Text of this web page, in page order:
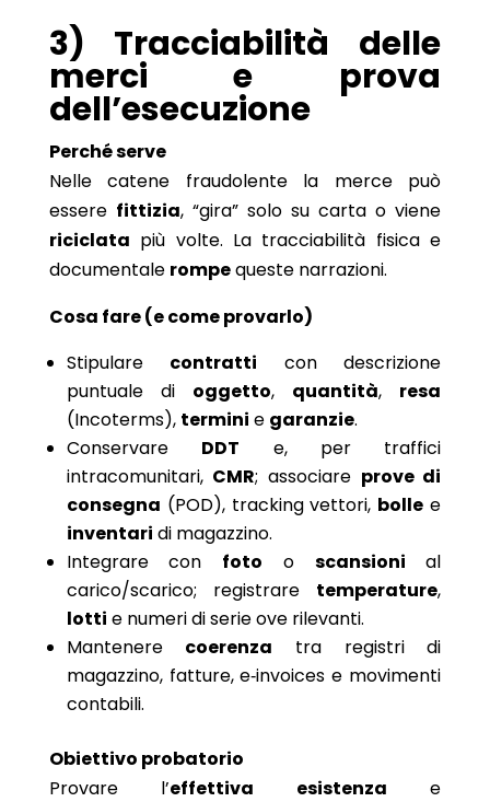
3) Tracciabilità delle
merci e prova
dell’esecuzione
Perché serve
Nelle catene fraudolente la merce può
essere fittizia, “gira” solo su carta o viene
riciclata più volte. La tracciabilità fisica e
documentale rompequeste narrazioni.
Cosa fare (e come provarlo)
Stipulare contratti con descrizione
puntuale di oggetto, quantità, resa
(Incoterms), termini e garanzie.
Conservare DDT e, per traffici
intracomunitari, CMR; associare prove di
consegna (POD), tracking vettori, bolle e
inventari di magazzino.
Integrare con foto o scansioni al
carico/scarico; registrare temperature,
lotti e numeri di serie ove rilevanti.
Mantenere coerenza tra registri di
magazzino, fatture, e‑invoices e movimenti
contabili.
Obiettivo probatorio
Provare l’effettiva esistenza e